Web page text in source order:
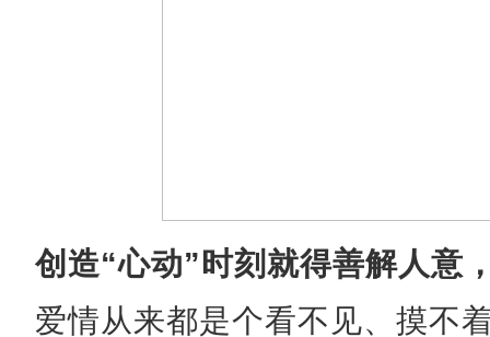
创造“心动”时刻就得善解人意
爱情从来都是个看不见、摸不